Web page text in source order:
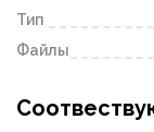
Тип
Файлы